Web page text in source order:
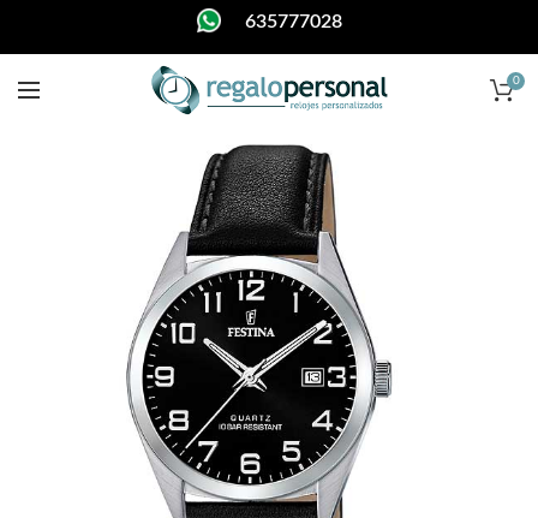
635777028
0